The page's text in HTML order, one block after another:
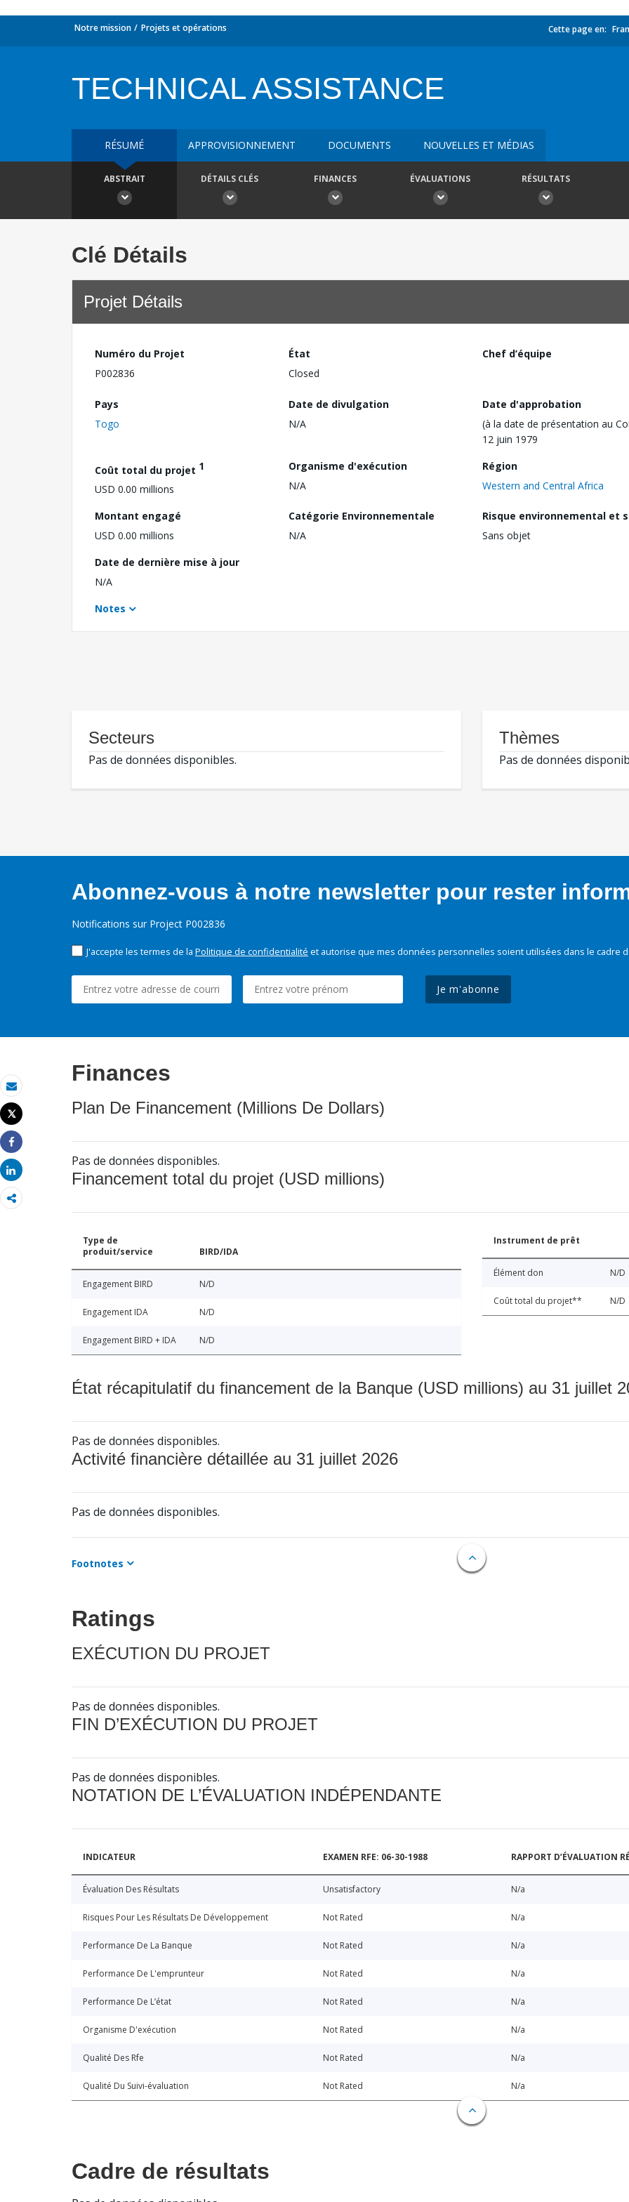
Email
Imprimer
Tweet
Share
Share
Notre mission Projets et opérations Cette page en:
TECHNICAL ASSISTANCE
RÉSUMÉ APPROVISIONNEMENT DOCUMENTS NOUVELLES ET MÉDIAS
ABSTRAIT DÉTAILS CLÉS FINANCES ÉVALUATIONS RÉSULTATS
Clé Détails
Projet Détails
Numéro du Projet
P002836
État
Closed
Chef d’équipe
Pays
Togo
Date de divulgation
N/A
Date d'approbation
(à la date de présentation au
12 juin 1979
Coût total du projet 1
USD 0.00 millions
Organisme d'exécution
N/A
Région
Western and Central Africa
Montant engagé
USD 0.00 millions
Catégorie Environnementale
N/A
Risque environnemental et
Sans objet
Date de dernière mise à jour
N/A
Notes
Secteurs
Pas de données disponibles.
Thèmes
Pas de données
Abonnez-vous à notre newsletter pour rester
Notifications sur Project P002836
J'accepte les termes de la Politique de confidentialité et autorise que mes données personnelles soient utilisées dans le cadre
Je m'abonne
Finances
Plan De Financement (Millions De Dollars)
Pas de données disponibles.
Financement total du projet (USD millions)
Type de
produit/service
BIRD/IDA
Engagement BIRD N/D
Engagement IDA N/D
Engagement BIRD + IDA N/D
Instrument de prêt
Élément don N/D
Coût total du projet** N/D
État récapitulatif du financement de la Banque (USD millions) au 31 juillet
Pas de données disponibles.
Activité financière détaillée au 31 juillet 2026
Pas de données disponibles.
Footnotes
Ratings
EXÉCUTION DU PROJET
Pas de données disponibles.
FIN D’EXÉCUTION DU PROJET
Pas de données disponibles.
NOTATION DE L’ÉVALUATION INDÉPENDANTE
INDICATEUR EXAMEN RFE: 06-30-1988 RAPPORT D’ÉVALUATION
Évaluation Des Résultats Unsatisfactory N/a
Risques Pour Les Résultats De Développement Not Rated N/a
Performance De La Banque Not Rated N/a
Performance De L'emprunteur Not Rated N/a
Performance De L’état Not Rated N/a
Organisme D'exécution Not Rated N/a
Qualité Des Rfe Not Rated N/a
Qualité Du Suivi-évaluation Not Rated N/a
Cadre de résultats